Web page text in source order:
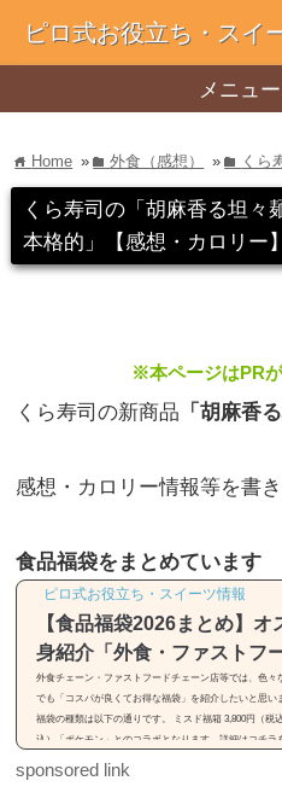
ピロ式お役立ち・スイ
メニュ
home Home » folder外食（感想） » folder くら
くら寿司の「胡麻香る坦々
本格的」【感想・カロリー】
※本ページはPR
くら寿司の新商品 「胡麻香
感想・カロリー情報等を書き
食品福袋をまとめています
ピロ式お役立ち・スイーツ情報
【食品福袋2026まとめ】オ
身紹介「外食・ファストフ
外食チェーン・ファストフードチェーン店等では、色々
でも「コスパが良くてお得な福袋」を紹介したいと思い
福袋の種類は以下の通りです。 ミスド福箱 3,800円（税
込）「ポケモン」とのコラボとなります。詳細はコチラ
sponsored link